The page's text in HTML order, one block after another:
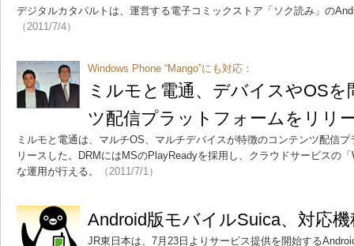
デジタルカタパルトは、運営する電子コミックストア「ソク読み」の
（2011/7/4）
Windows Phone “Mango”にも対応：
ミルモと電通、デバイスやOS
ツ配信プラットフォームをリリ
ミルモと電通は、マルチOS、マルチデバイスが特徴のコンテンツ配信
リースした。DRMにはMSのPlayReadyを採用し、クラウドサービスの
な運用が行える。
（2011/7/1）
Android版モバイルSuica、対応
JR東日本は、7月23日よりサービス提供を開始する